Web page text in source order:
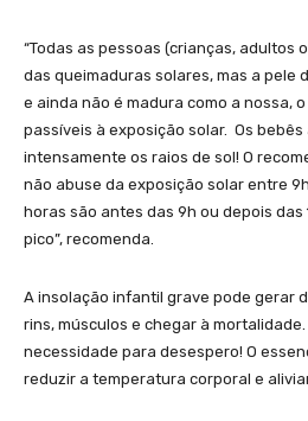
“Todas as pessoas (crianças, adultos
das queimaduras solares, mas a pele
e ainda não é madura como a nossa,
passíveis à exposição solar. Os bebês
intensamente os raios de sol! O
não abuse da exposição solar entre
horas são antes das 9h ou depois das
pico”, recomenda.
A insolação infantil grave pode gerar
rins, músculos e chegar à
necessidade para desespero! O
reduzir a temperatura corporal e